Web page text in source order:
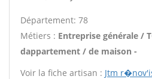
Département: 78
Métiers : Entreprise générale /
dappartement / de maison -
Voir la fiche artisan : Jtm